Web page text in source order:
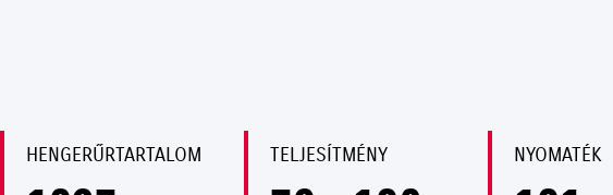
HENGERŰRTARTALOM TELJESÍTMÉNY NYOMATÉK